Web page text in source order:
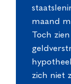
maand
Toch
zich niet